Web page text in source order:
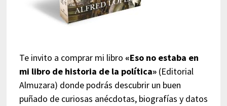
Te invito a comprar mi libro «Eso no estaba en
mi libro de historia de la política»(Editorial
Almuzara) donde podrás descubrir un buen
puñado de curiosas anécdotas, biografías y datos